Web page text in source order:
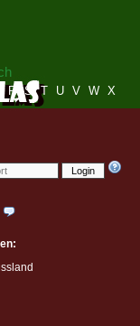
Login
R S T U V W X